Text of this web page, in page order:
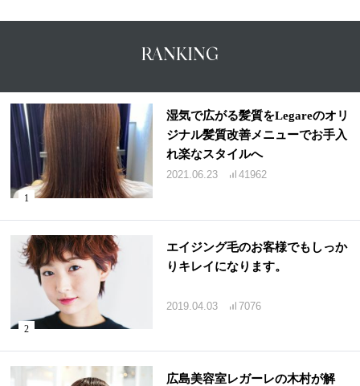
RANKING
湿気で広がる髪質をLegareのオリ
ジナル髪質改善メニューでお手入
れ楽なスタイルへ
2021.06.23 41962
エイジング毛のお客様でもしっか
りキレイになります。
2019.04.03 7076
広島美容室レガーレの木村が解